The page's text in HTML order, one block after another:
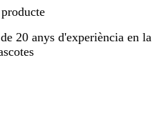
20 anys d'experiència en la